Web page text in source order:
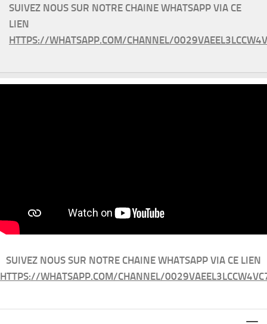
SUIVEZ NOUS SUR NOTRE CHAINE WHATSAPP VIA CE
LIEN
HTTPS://WHATSAPP.COM/CHANNEL/
SUIVEZ NOUS SUR NOTRE CHAINE WHATSAPP VIA CE LIEN
HTTPS://WHATSAPP.COM/CHANNEL/